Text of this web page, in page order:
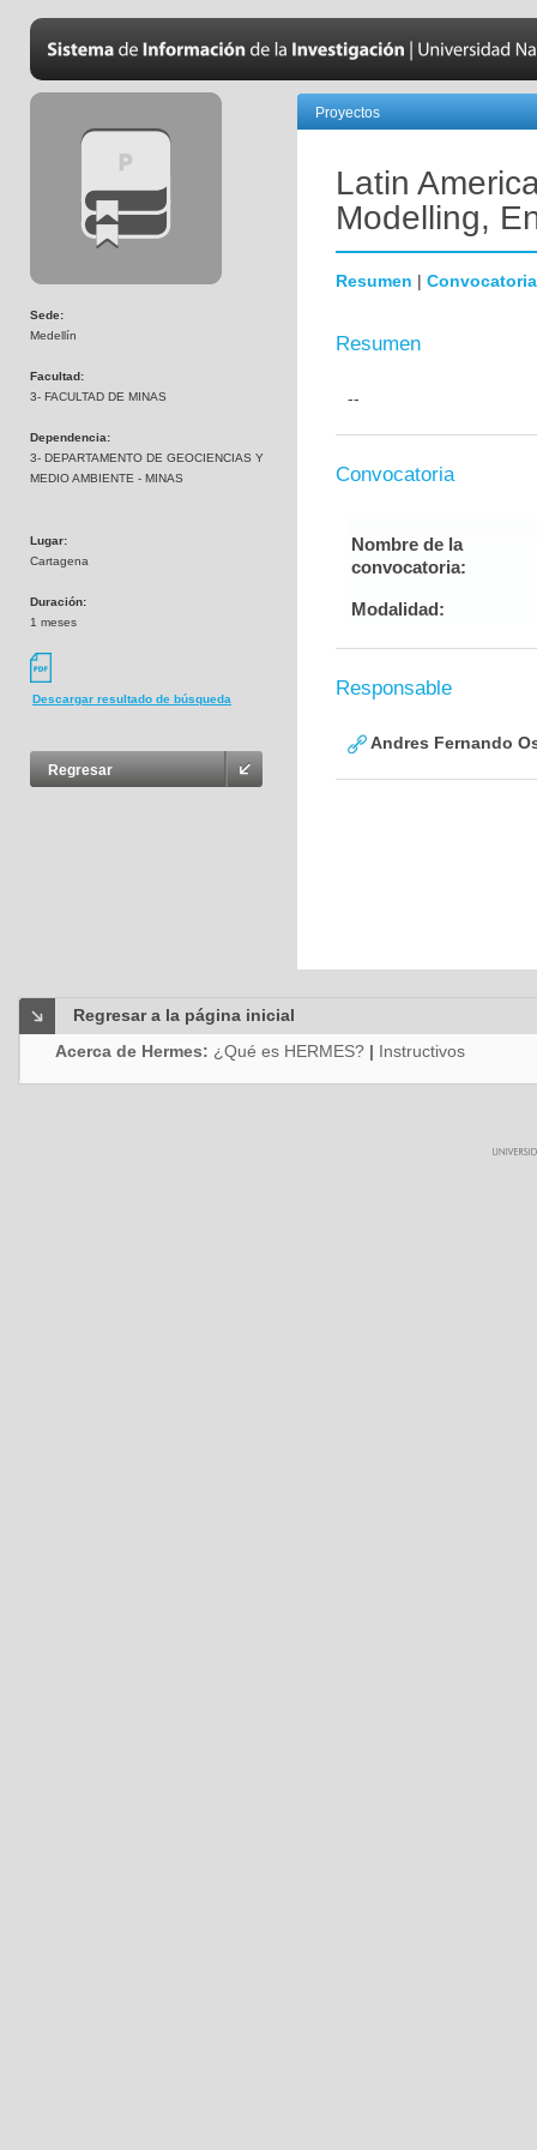
Sede:
Medellín
Facultad:
3- FACULTAD DE MINAS
Dependencia:
3- DEPARTAMENTO DE GEOCIENCIAS Y
MEDIO AMBIENTE - MINAS
Lugar:
Cartagena
Duración:
1 meses
Descargar resultado de búsqueda
Regresar
Proyectos
Latin
Modelling,
Resumen | Convocatoria
Resumen
--
Convocatoria
Nombre de la
convocatoria:
Modalidad:
Responsable
Andres Fernando
Regresar a la página inicial
Acerca de Hermes: ¿Qué es HERMES? | Instructivos